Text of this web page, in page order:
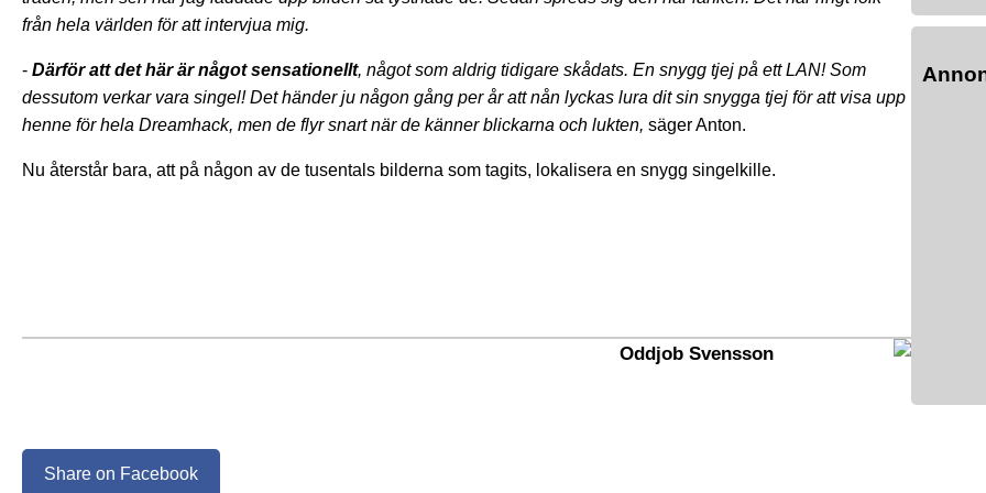
från hela världen för att intervjua mig.
- Därför att det här är något sensationellt, något som aldrig tidigare skådats. En snygg tjej på ett LAN! Som
dessutom verkar vara singel! Det händer ju någon gång per år att nån lyckas lura dit sin snygga tjej för att visa upp
henne för hela Dreamhack, men de flyr snart när de känner blickarna och lukten, säger Anton.
Nu återstår bara, att på någon av de tusentals bilderna som tagits, lokalisera en snygg singelkille.
Oddjob Svensson
Share on Facebook